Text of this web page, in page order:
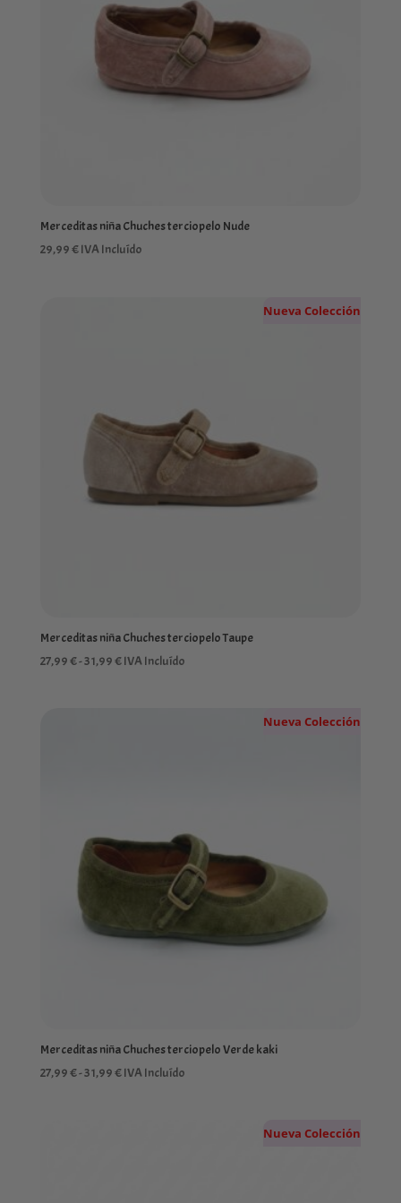
Merceditas niña Chuches terciopelo Nude
29,99€IVA Incluído
Nueva Colección
Merceditas niña Chuches terciopelo Taupe
27,99€-31,99€Rango
IVA Incluído
Nueva Colección
Merceditas niña Chuches terciopelo Verde kaki
27,99€-31,99€Rango
IVA Incluído
Nueva Colección